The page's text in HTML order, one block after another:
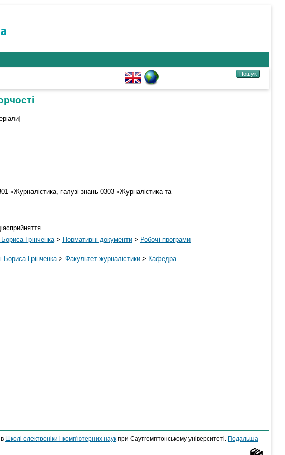
«Журналістика, галузі знань 0303 «Журналістика та
Бориса Грінченка > Нормативні документи > Робочі програми
Бориса Грінченка > Факультет журналістики > Кафедра
Школі електроніки і комп'ютерних наук при Саутгемптонському університеті.
Подальша